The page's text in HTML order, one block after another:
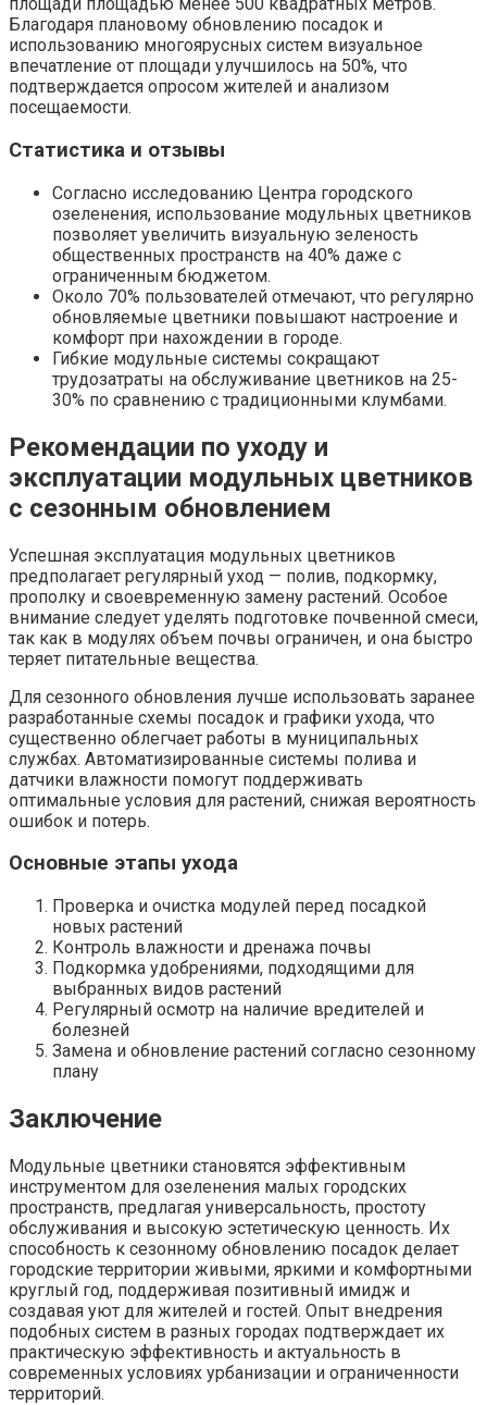
площади площадью менее 500 квадратных метров.
Благодаря плановому обновлению посадок и
использованию многоярусных систем визуальное
впечатление от площади улучшилось на 50%, что
подтверждается опросом жителей и анализом
посещаемости.
Статистика и отзывы
Согласно исследованию Центра городского
озеленения, использование модульных цветников
позволяет увеличить визуальную зеленость
общественных пространств на 40% даже с
ограниченным бюджетом.
Около 70% пользователей отмечают, что регулярно
обновляемые цветники повышают настроение и
комфорт при нахождении в городе.
Гибкие модульные системы сокращают
трудозатраты на обслуживание цветников на 25-
30% по сравнению с традиционными клумбами.
Рекомендации по уходу и
эксплуатации модульных цветников
с сезонным обновлением
Успешная эксплуатация модульных цветников
предполагает регулярный уход — полив, подкормку,
прополку и своевременную замену растений. Особое
внимание следует уделять подготовке почвенной смеси,
так как в модулях объем почвы ограничен, и она быстро
теряет питательные вещества.
Для сезонного обновления лучше использовать заранее
разработанные схемы посадок и графики ухода, что
существенно облегчает работы в муниципальных
службах. Автоматизированные системы полива и
датчики влажности помогут поддерживать
оптимальные условия для растений, снижая вероятность
ошибок и потерь.
Основные этапы ухода
Проверка и очистка модулей перед посадкой
новых растений
Контроль влажности и дренажа почвы
Подкормка удобрениями, подходящими для
выбранных видов растений
Регулярный осмотр на наличие вредителей и
болезней
Замена и обновление растений согласно сезонному
плану
Заключение
Модульные цветники становятся эффективным
инструментом для озеленения малых городских
пространств, предлагая универсальность, простоту
обслуживания и высокую эстетическую ценность. Их
способность к сезонному обновлению посадок делает
городские территории живыми, яркими и комфортными
круглый год, поддерживая позитивный имидж и
создавая уют для жителей и гостей. Опыт внедрения
подобных систем в разных городах подтверждает их
практическую эффективность и актуальность в
современных условиях урбанизации и ограниченности
территорий.